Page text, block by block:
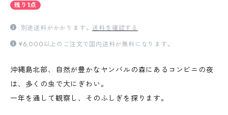
残り1点
別途送料がかかります。送料を確認する
¥6,000以上のご注文で国内送料が無料になります。
沖縄島北部、自然が豊かなヤンバルの森にあるコンビニの夜
は、多くの虫で大にぎわい。
一年を通して観察し、そのふしぎを探ります。